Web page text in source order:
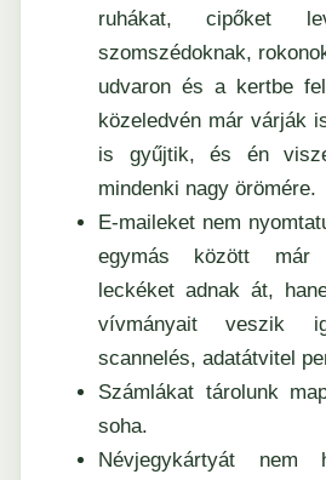
ruhákat, cipőket
szomszédoknak,
udvaron és a kertbe
közeledvén már várják
is gyűjtik, és én
mindenki nagy örömére.
E-maileket nem
egymás között már
leckéket adnak át,
vívmányait veszik
scannelés, adatátvitel
Számlákat tárolunk
soha.
Névjegykártyát nem